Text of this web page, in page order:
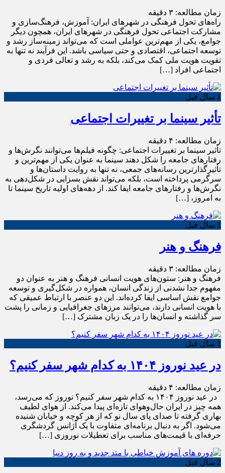
زمان مطالعه: ۳ دقیقه
راه‌های تحول فرهنگی در شهرهای ایران: آموزش، فرهنگ‌سازی و
مشارکت اجتماعی تحول فرهنگی در شهرهای ایران، همچون دیگر
جوامع، یکی از مهم‌ترین عواملی است که می‌تواند زمینه‌ساز رشد و
توسعه اجتماعی، اقتصادی و حتی سیاسی باشد. این فرآیند نه تنها به
تقویت هویت ملی کمک می‌کند، بلکه به رشد و تعالی فردی و
اجتماعی افراد […]
1 سال قبل
تأثیر سینما بر تغییرات اجتماعی
زمان مطالعه: ۴ دقیقه
تأثیر سینما بر تغییرات اجتماعی: چگونه فیلم‌ها می‌توانند نگرش‌ها و
رفتارهای جامعه را شکل دهند سینما به عنوان یکی از مهم‌ترین و
تأثیرگذارترین رسانه‌های جمعی، نه تنها به روایت داستان‌ها و
سرگرمی پرداخته است، بلکه می‌تواند نقش بسزایی در شکل‌دهی به
نگرش‌ها و رفتارهای جامعه ایفا کند. از دهه‌های اولیه تاریخ سینما تا
به امروز، […]
1 سال قبل
فرهنگ و هنر
زمان مطالعه: ۳ دقیقه
فرهنگ و هنر: ستون‌های هویت انسانی فرهنگ و هنر به عنوان دو
مفهوم جدا نشدنی از زندگی انسان، همواره در شکل‌گیری و توسعه
جوامع نقش اساسی ایفا کرده‌اند. این دو عنصر با ارتباط عمیقی که
با هویت انسانی دارند، می‌توانند مرزهای جغرافیایی و زمانی را پشت
سر گذاشته و انسان‌ها را در یک زبان مشترک […]
1 سال قبل
در عید نوروز ۱۴۰۴ به کدام شهر سفر کنیم؟
زمان مطالعه: ۴ دقیقه
در عید نوروز ۱۴۰۴ به کدام شهر سفر کنیم؟ نوروز که می‌رسد،
همه چیز در ایران حال‌وهوای تازه‌ای پیدا می‌کند. از هوای لطیف
بهاری گرفته تا صدای پای سال نو که از هر کوچه و خیابان شنیده
می‌شود. اگر به دنبال برنامه‌ای متفاوت با یک آژانس گردشگری
حرفه‌ای با قیمت‌های مناسب برای تعطیلات نوروزی […]
2 سال قبل